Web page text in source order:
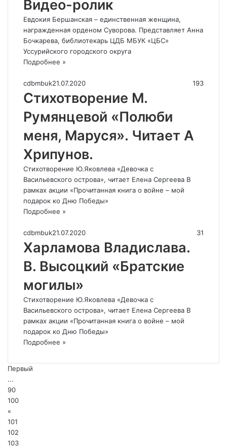
Видео-ролик
Евдокия Бершанская – единственная женщина,
награжденная орденом Суворова. Представляет Анна
Бочкарева, библиотекарь ЦДБ МБУК «ЦБС»
Уссурийского городского округа
Подробнее »
cdbmbuk21.07.2020 193
Стихотворение М.
Румянцевой «Полюби
меня, Маруся». Читает А
Хрипунов.
Стихотворение Ю.Яковлева «Девочка с
Васильевского острова», читает Елена Сергеева В
рамках акции «Прочитанная книга о войне – мой
подарок ко Дню Победы»
Подробнее »
cdbmbuk21.07.2020 31
Харламова Владислава.
В. Высоцкий «Братские
могилы»
Стихотворение Ю.Яковлева «Девочка с
Васильевского острова», читает Елена Сергеева В
рамках акции «Прочитанная книга о войне – мой
подарок ко Дню Победы»
Подробнее »
Первый
...
90
100
«
101
102
103